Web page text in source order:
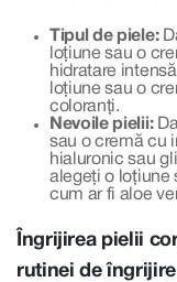
Tipul de piele:
loțiune sau o
hidratare
loțiune sau o
coloranți.
Nevoile pielii:
sau o cremă cu
hialuronic sau
alegeți o loțiune
cum ar fi aloe
Îngrijirea pielii
rutinei de